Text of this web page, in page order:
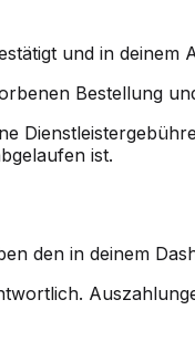
und in deinem
Bestellung
ist.
den in deinem